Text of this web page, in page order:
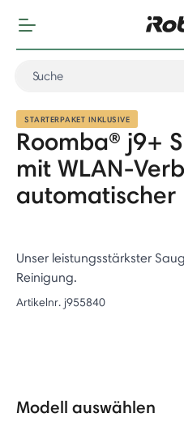
STARTERPAKET INKLUSIVE
Roomba® j9+
mit WLAN-
automatischer
Unser leistungsstärkster
Reinigung.
Artikelnr. j955840
Modell auswählen